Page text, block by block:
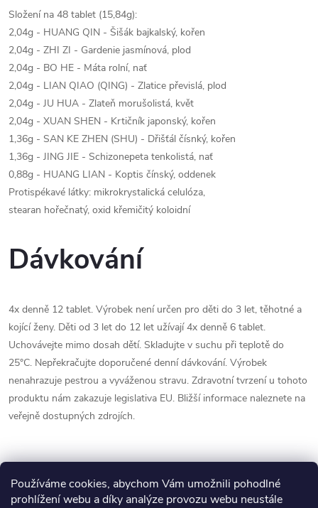
Používáme cookies, abychom Vám umožnili pohodlné
prohlížení webu a díky analýze provozu webu neustále
Složení na 48 tablet (15,84g):
2,04g - HUANG QIN - Šišák bajkalský, kořen
2,04g - ZHI ZI - Gardenie jasmínová, plod
2,04g - BO HE - Máta rolní, nať
2,04g - LIAN QIAO (QING) - Zlatice převislá, plod
2,04g - JU HUA - Zlateň morušolistá, květ
2,04g - XUAN SHEN - Krtičník japonský, kořen
1,36g - SAN KE ZHEN (SHU) - Dřišťál čísnký, kořen
1,36g - JING JIE - Schizonepeta tenkolistá, nať
0,88g - HUANG LIAN - Koptis čínský, oddenek
Protispékavé látky: mikrokrystalická celulóza,
stearan hořečnatý, oxid křemičitý koloidní
Dávkování
4x denně 12 tablet. Výrobek není určen pro děti do 3 let, těhotné a
kojící ženy. Děti od 3 let do 12 let užívají 4x denně 6 tablet.
Uchovávejte mimo dosah dětí. Skladujte v suchu při teplotě do
25°C. Nepřekračujte doporučené denní dávkování. Výrobek
nenahrazuje pestrou a vyváženou stravu. Zdravotní tvrzení u tohoto
produktu nám zakazuje legislativa EU. Bližší informace naleznete na
veřejně dostupných zdrojích.